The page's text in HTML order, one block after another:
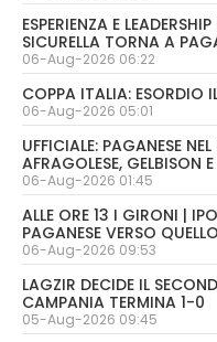
ESPERIENZA E
SICURELLA TORNA A
06-Aug-2026 06:22
COPPA ITALIA: ESORDIO
06-Aug-2026 05:01
UFFICIALE: PAGANESE
AFRAGOLESE, GELBISON E
06-Aug-2026 01:45
ALLE ORE 13 I GIRONI |
PAGANESE VERSO
06-Aug-2026 09:53
LAGZIR DECIDE IL
CAMPANIA TERMINA 1-0
05-Aug-2026 09:45